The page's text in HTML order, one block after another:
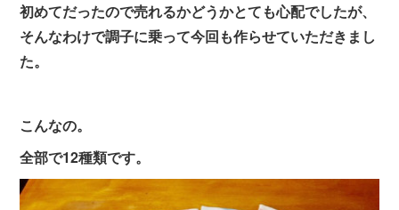
初めてだったので売れるかどうかとても心配でしたが、
そんなわけで調子に乗って今回も作らせていただきまし
た。
こんなの。
全部で12種類です。